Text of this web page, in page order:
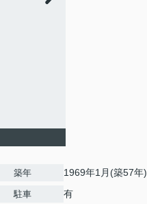
築年 1969年1月(築57年)
駐車 有